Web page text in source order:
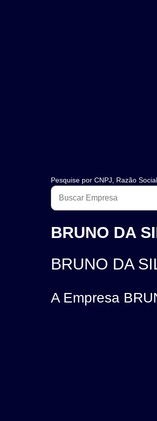
Pesquise por CNPJ, Razão
BRUNO DA
BRUNO DA
A Empresa